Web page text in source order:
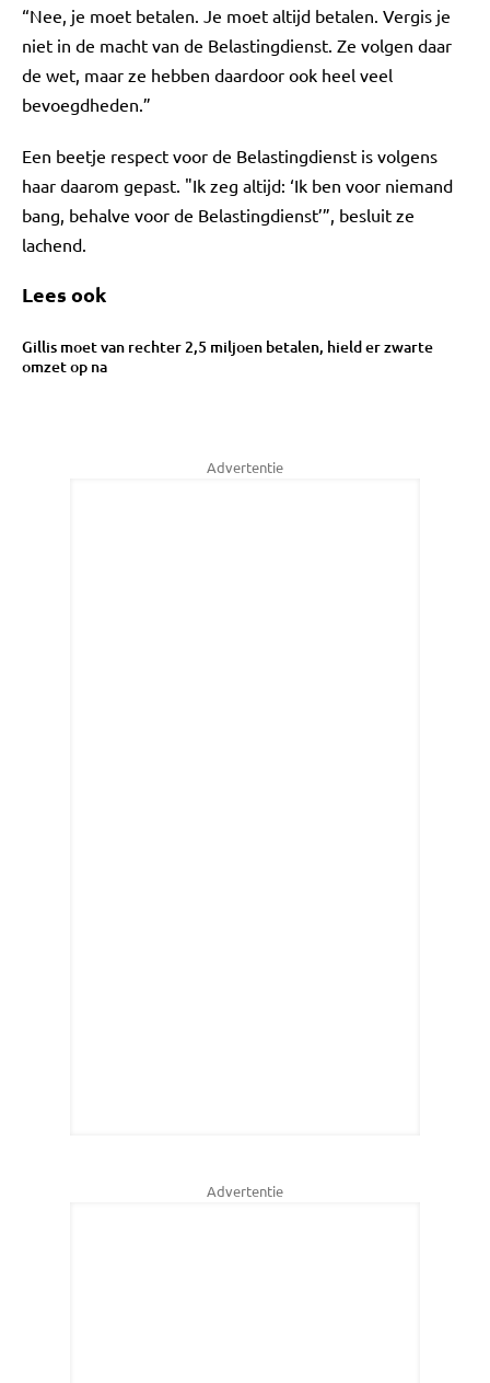
“Nee, je moet betalen. Je moet altijd betalen. Vergis je
niet in de macht van de Belastingdienst. Ze volgen daar
de wet, maar ze hebben daardoor ook heel veel
bevoegdheden.”
Een beetje respect voor de Belastingdienst is volgens
haar daarom gepast. "Ik zeg altijd: ‘Ik ben voor niemand
bang, behalve voor de Belastingdienst’”, besluit ze
lachend.
Lees ook
Gillis moet van rechter 2,5 miljoen betalen, hield er zwarte
omzet op na
Advertentie
Advertentie